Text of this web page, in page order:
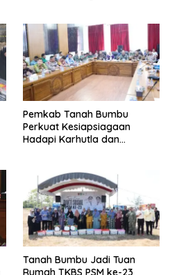
Pemkab Tanah Bumbu
Perkuat Kesiapsiagaan
Hadapi Karhutla dan
Tanah Bumbu Jadi Tuan